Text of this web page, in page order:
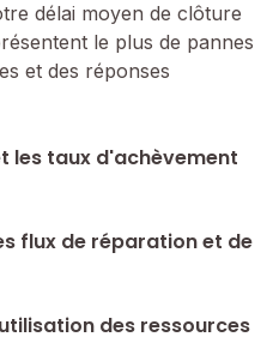
délai moyen de clôture
le plus de pannes
et des réponses
les taux d'achèvement
flux de réparation et de
des ressources